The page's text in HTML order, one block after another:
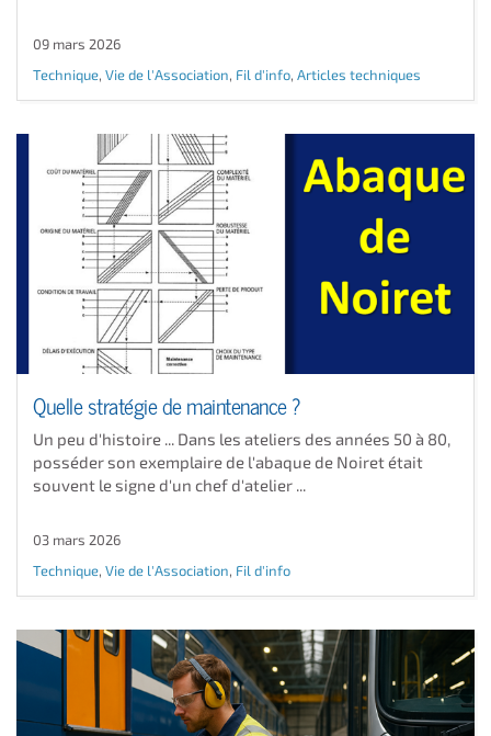
09 mars 2026
Technique, Vie de l'Association, Fil d'info, Articles techniques
Quelle stratégie de maintenance ?
Un peu d'histoire ... Dans les ateliers des années 50 à 80,
posséder son exemplaire de l'abaque de Noiret était
souvent le signe d'un chef d'atelier ...
03 mars 2026
Technique, Vie de l'Association, Fil d'info